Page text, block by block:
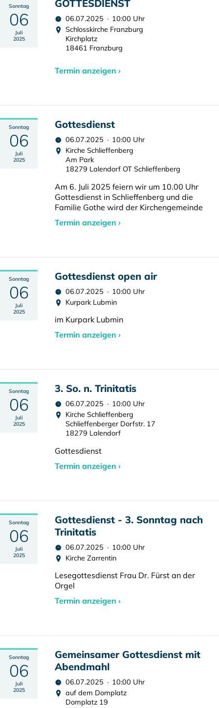
Sonntag
06
Juli
2025
GOTTESDIENST
06.07.2025 · 10:00 Uhr
Schlosskirche Franzburg
Kirchplatz
18461 Franzburg
Termin anzeigen ›
Sonntag
06
Juli
2025
Gottesdienst
06.07.2025 · 10:00 Uhr
Kirche Schlieffenberg
Am Park
18279 Lalendorf OT Schlieffenberg
Am 6. Juli 2025 feiern wir um 10.00 Uhr
Gottesdienst in Schlieffenberg und die
Familie Gothe wird der Kirchengemeinde
Termin anzeigen ›
Sonntag
06
Juli
2025
Gottesdienst open air
06.07.2025 · 10:00 Uhr
Kurpark Lubmin
im Kurpark Lubmin
Termin anzeigen ›
Sonntag
06
Juli
2025
3. So. n. Trinitatis
06.07.2025 · 10:00 Uhr
Kirche Schlieffenberg
Schlieffenberger Dorfstr. 17
18279 Lalendorf
Gottesdienst
Termin anzeigen ›
Sonntag
06
Juli
2025
Gottesdienst - 3. Sonntag nach
Trinitatis
06.07.2025 · 10:00 Uhr
Kirche Zarrentin
Lesegottesdienst Frau Dr. Fürst an der
Orgel
Termin anzeigen ›
Sonntag
06
Juli
2025
Gemeinsamer Gottesdienst mit
Abendmahl
06.07.2025 · 10:00 Uhr
auf dem Domplatz
Domplatz 19